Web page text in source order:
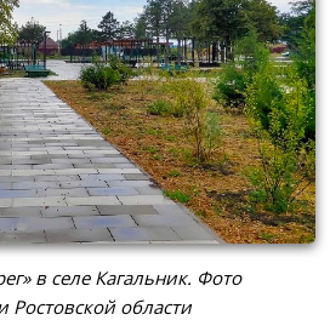
в селе Кагальник. Фото
области